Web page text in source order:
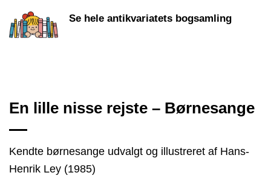
Se hele antikvariatets bogsamling
En lille nisse rejste – Børnesange
Kendte børnesange udvalgt og illustreret af Hans-
Henrik Ley (1985)